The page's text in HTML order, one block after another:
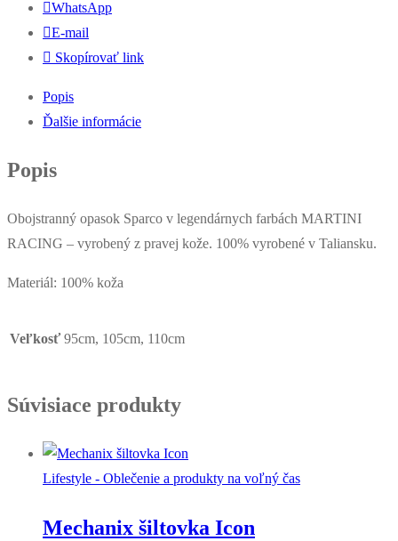
WhatsApp
E-mail
Skopírovať link
Popis
Ďalšie informácie
Popis
Obojstranný opasok Sparco v legendárnych farbách MARTINI
RACING – vyrobený z pravej kože. 100% vyrobené v Taliansku.
Materiál: 100% koža
Veľkosť 95cm, 105cm, 110cm
Súvisiace produkty
Lifestyle - Oblečenie a produkty na voľný čas
Mechanix šiltovka Icon